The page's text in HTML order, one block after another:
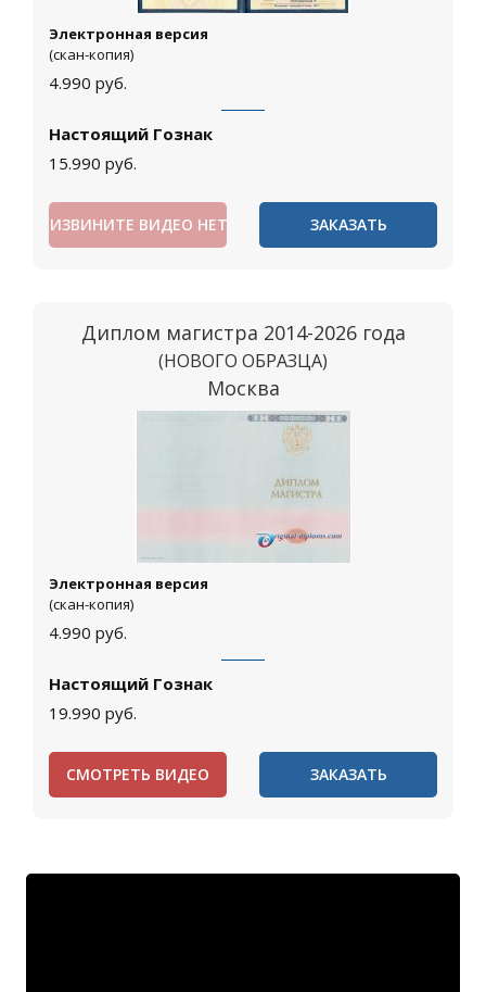
Электронная версия
(скан-копия)
4.990 руб.
Настоящий Гознак
15.990 руб.
ИЗВИНИТЕ ВИДЕО НЕТ ЗАКАЗАТЬ
Диплом магистра 2014-2026 года
(НОВОГО ОБРАЗЦА)
Москва
Электронная версия
(скан-копия)
4.990 руб.
Настоящий Гознак
19.990 руб.
СМОТРЕТЬ ВИДЕО ЗАКАЗАТЬ